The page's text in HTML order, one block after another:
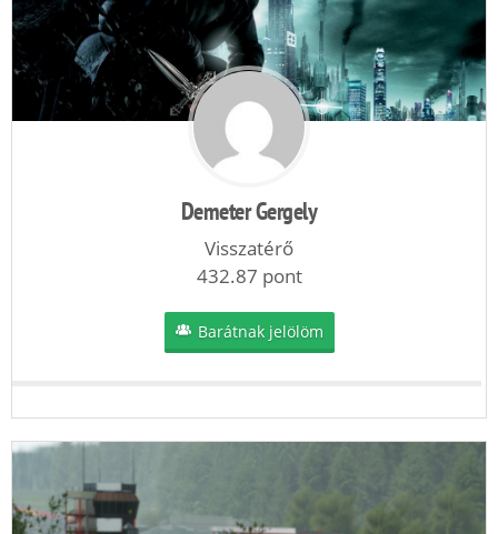
Demeter Gergely
Visszatérő
432.87 pont
Barátnak jelölöm